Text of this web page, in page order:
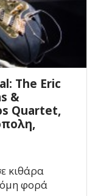
The Eric
&
Quartet,
κιθάρα
φορά